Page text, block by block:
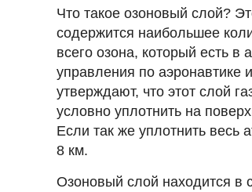
Что такое озоновый слой?
содержится наибольшее
всего озона, который есть
управления по аэронавтике
утверждают, что этот слой
условно уплотнить на
Если так же уплотнить весь
8 км.
Озоновый слой находится в